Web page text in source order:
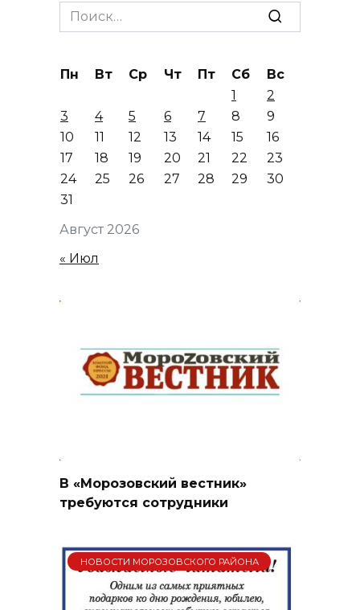
Search
for:
Август 2026
Пн Вт Ср Чт Пт Сб
Вс
1
2
3
4 5 6 7 8
9
10
11 12 13 14 15
16
17
18 19 20 21 22
23
24
25 26 27 28 29
30
31
« Июл
В «Морозовский вестник»
требуются сотрудники
НОВОСТИ МОРОЗОВСКОГО РАЙОНА